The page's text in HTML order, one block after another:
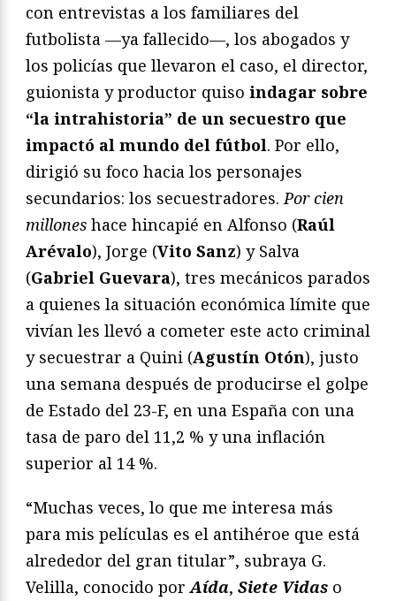
con entrevistas a los familiares del
futbolista —ya fallecido—, los abogados y
los policías que llevaron el caso, el director,
guionista y productor quiso indagar sobre
“la intrahistoria” de un secuestro que
impactó al mundo del fútbol. Por ello,
dirigió su foco hacia los personajes
secundarios: los secuestradores. Por cien
millones hace hincapié en Alfonso (Raúl
Arévalo), Jorge (Vito Sanz) y Salva
(Gabriel Guevara), tres mecánicos parados
a quienes la situación económica límite que
vivían les llevó a cometer este acto criminal
y secuestrar a Quini (Agustín Otón), justo
una semana después de producirse el golpe
de Estado del 23-F, en una España con una
tasa de paro del 11,2 % y una inflación
superior al 14 %.
“Muchas veces, lo que me interesa más
para mis películas es el antihéroe que está
alrededor del gran titular”, subraya G.
Velilla, conocido porAída, Siete Vidas o